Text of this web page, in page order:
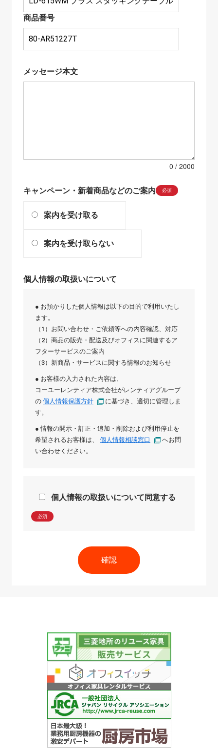
商品番号
メッセージ本文
0
キャンペーン・新着商品などのご案内 必須
案内を受け取る
案内を受け取らない
個人情報の取扱いについて
● お預かりした個人情報は以下の目的で利用いたし
ます。
（1）お問い合わせ・ご依頼等への内容確認、対応
（2）商品の販売・配送及びオフィスに関連するア
フターサービスのご案内
（3）新商品・サービスに関する情報のお知らせ
● お客様の入力された内容は、
コーユーレンティア株式会社がレンティアグループ
の 個人情報保護方針
に基づき、適切に管理しま
す。
● 情報の開示・訂正・追加・削除および利用停止を
希望されるお客様は、 個人情報相談窓口
へお問
い合わせください。
個人情報の取扱いについて同意する
必須